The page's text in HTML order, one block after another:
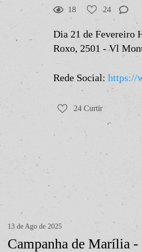
18 24
Dia 21 de Fevereiro
Roxo, 2501 - Vl
Rede Social: https://
24 Curtir
13 de Ago de 2025
Campanha de Marília -